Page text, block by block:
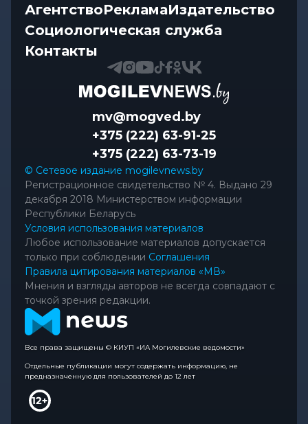
АгентствоРекламаИздательство
Социологическая служба
Контакты
mv@mogved.by
+375 (222) 63-91-25
+375 (222) 63-73-19
© Сетевое издание mogilevnews.by
Регистрационное свидетельство № 4. Выдано 29
декабря 2018 Министерством информации
Республики Беларусь
Условия использования материалов
Любое использование материалов допускается
только при соблюдении Соглашения
Правила цитирования материалов «МВ»
Мнения и взгляды авторов не всегда совпадают с
точкой зрения редакции.
Все права защищены © КИУП «ИА Могилевские ведомости»
Отдельные публикации могут содержать информацию, не
предназначенную для пользователей до 12 лет